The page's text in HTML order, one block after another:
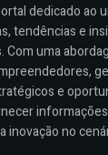
dedicado ao
tendências e
uma
e
inovação no